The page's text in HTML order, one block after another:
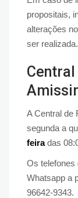
propositais,
alterações
ser realizada.
A Central de
segunda a
feiradas
Os telefones
Whatsapp a
96642-9343.